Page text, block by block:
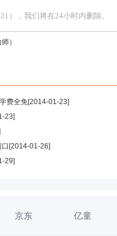
），我们将在24小时内删除。
）
费全免[2014-01-23]
23]
[2014-01-26]
29]
京东 亿童